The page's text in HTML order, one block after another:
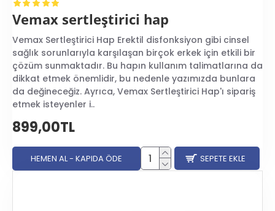
Vemax sertleştirici hap
Vemax Sertleştirici Hap Erektil disfonksiyon gibi cinsel
sağlık sorunlarıyla karşılaşan birçok erkek için etkili bir
çözüm sunmaktadır. Bu hapın kullanım talimatlarına da
dikkat etmek önemlidir, bu nedenle yazımızda bunlara
da değineceğiz. Ayrıca, Vemax Sertleştirici Hap'ı sipariş
etmek isteyenler i..
899,00TL
HEMEN AL - KAPIDA ÖDE SEPETE EKLE